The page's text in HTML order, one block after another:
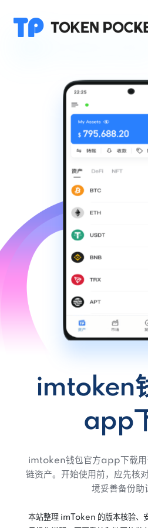
imtoken
app
imtoken钱包官方app下载用
链资产。开始使用前，应先核
境妥善备份助
本站整理 imToken 的版本核验、